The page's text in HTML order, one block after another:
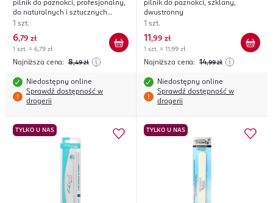
pilnik do paznokci, profesjonalny,
do naturalnych i sztucznych
paznokci
1 szt.
6,79 zł
1 szt. = 6,79 zł
Najniższa cena: 8,49 zł
Niedostępny online
Sprawdź dostępność w
drogerii
pilnik do paznokci, szklany,
dwustronny
1 szt.
11 ,99 zł
1 szt. = 11,99 zł
Najniższa cena: 14,99 zł
Niedostępny online
Sprawdź dostępność w
drogerii
TYLKO U NAS TYLKO U NAS